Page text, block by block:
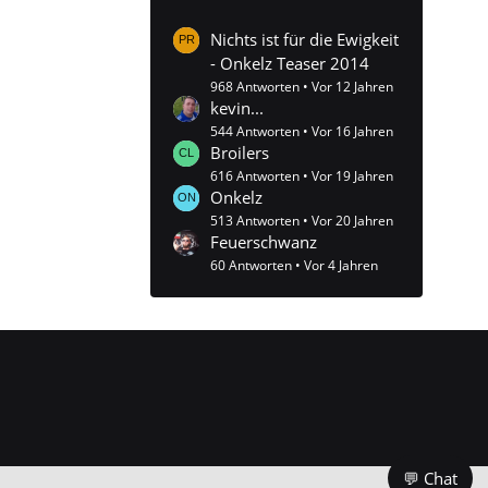
Nichts ist für die Ewigkeit
- Onkelz Teaser 2014
968 Antworten Vor 12 Jahren
kevin...
544 Antworten Vor 16 Jahren
Broilers
616 Antworten Vor 19 Jahren
Onkelz
513 Antworten Vor 20 Jahren
Feuerschwanz
60 Antworten Vor 4 Jahren
💬 Chat